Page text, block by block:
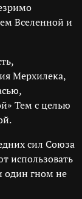
Вселенной и
Мерхилека,
Тем с целью
сил Союза
использовать
один гном не